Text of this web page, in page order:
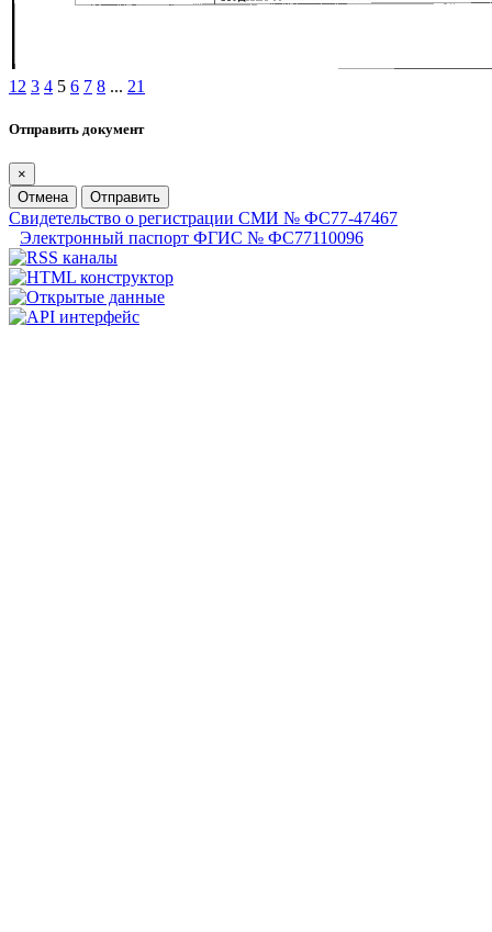
1 2 3 4 5 6 7 8 ... 21
Отправить документ
×
Отмена
Отправить
Свидетельство о регистрации СМИ № ФС77-47467
Электронный паспорт ФГИС № ФС77110096